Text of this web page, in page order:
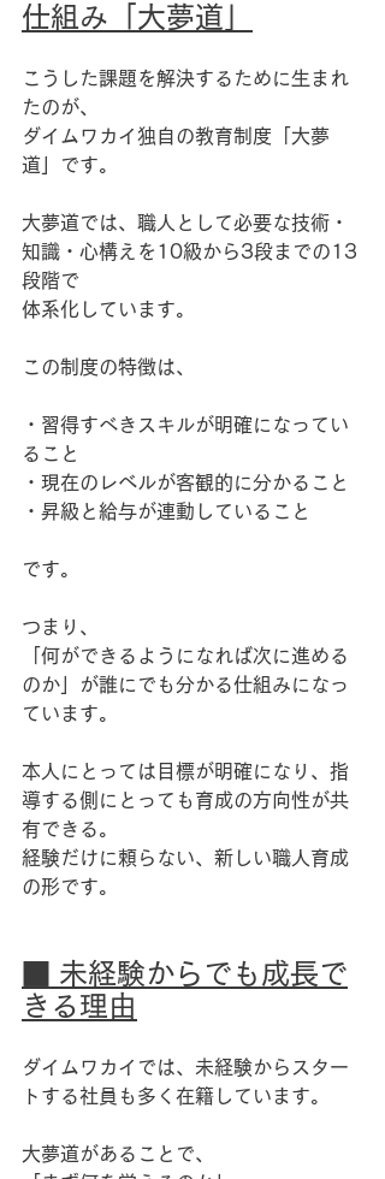
仕組み「大夢道」
こうした課題を解決するために生まれ
たのが、
ダイムワカイ独自の教育制度「大夢
道」です。
大夢道では、職人として必要な技術・
知識・心構えを10級から3段までの13
段階で
体系化しています。
この制度の特徴は、
・習得すべきスキルが明確になってい
ること
・現在のレベルが客観的に分かること
・昇級と給与が連動していること
です。
つまり、
「何ができるようになれば次に進める
のか」が誰にでも分かる仕組みになっ
ています。
本人にとっては目標が明確になり、指
導する側にとっても育成の方向性が共
有できる。
経験だけに頼らない、新しい職人育成
の形です。
■ 未経験からでも成長で
きる理由
ダイムワカイでは、未経験からスター
トする社員も多く在籍しています。
大夢道があることで、